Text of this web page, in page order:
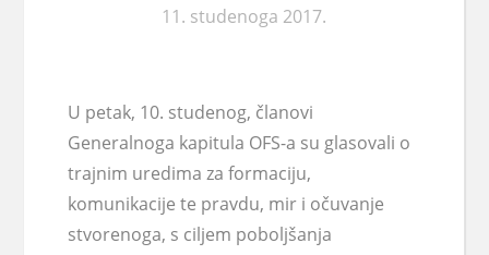
11. studenoga 2017.
U petak, 10. studenog, članovi
Generalnoga kapitula OFS-a su glasovali o
trajnim uredima za formaciju,
komunikacije te pravdu, mir i očuvanje
stvorenoga, s ciljem poboljšanja